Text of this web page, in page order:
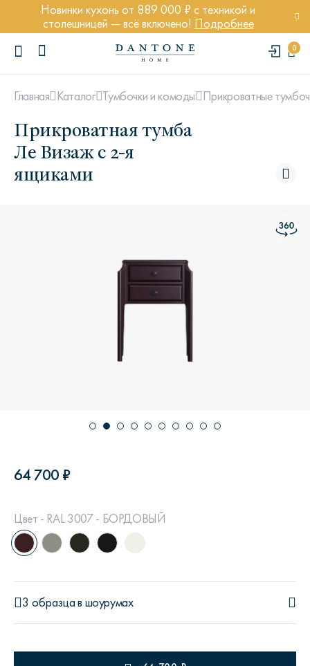
Новинки кухонь от 889 000 ₽ с техникой и
столешницей — всё включено! Подробнее
0
ПОПУЛЯРНЫЕ ЗАПРОСЫ
Главная Каталог Тумбочки и комоды Прикроватные
Прикроватная тумба
Ле Визаж с 2-я
ящиками
64 700 ₽
Цвет - RAL 3007 - БОРДОВЫЙ
3 образцав шоурумах